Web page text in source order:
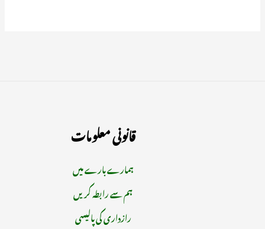
قانونی معلومات
ہمارے بارے میں
ہم سے رابطہ کریں
رازداری کی پالیسی